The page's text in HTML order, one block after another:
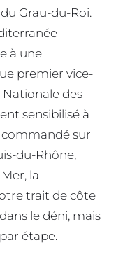
Grau-du-Roi.
à une
premier vice-
Nationale des
sensibilisé à
commandé sur
du-Rhône,
la
trait de côte
le déni, mais
étape.